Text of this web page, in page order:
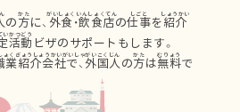
の方に、 外食 ・飲食店の仕事を紹介
活動 ビザのサポートもします。
業紹介会社で、 外国人の方は無料で